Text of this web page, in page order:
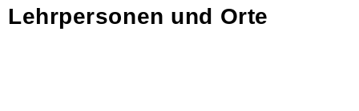
Lehrpersonen und Orte